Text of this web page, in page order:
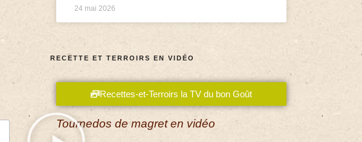
24 mai 2026
RECETTE ET TERROIRS EN VIDÉO
Recettes-et-Terroirs la TV du bon Goût
Tournedos de magret en vidéo